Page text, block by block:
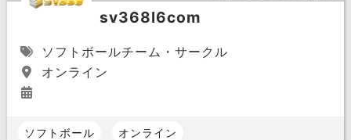
sv368l6com
ソフトボールチーム・サークル
オンライン
ソフトボール オンライン